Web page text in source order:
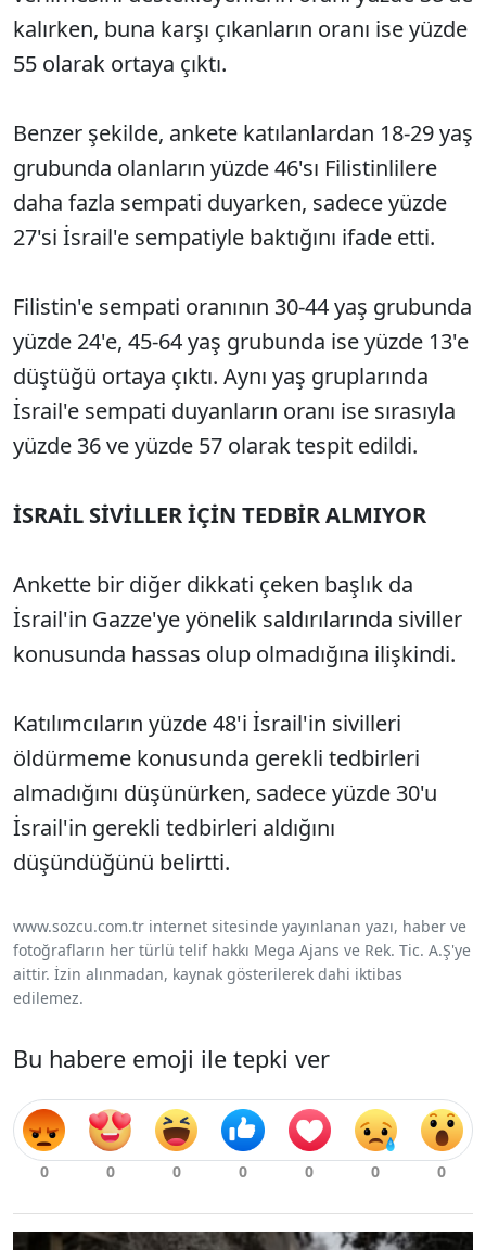
kalırken, buna karşı çıkanların oranı ise yüzde
55 olarak ortaya çıktı.
Benzer şekilde, ankete katılanlardan 18-29 yaş
grubunda olanların yüzde 46'sı Filistinlilere
daha fazla sempati duyarken, sadece yüzde
27'si İsrail'e sempatiyle baktığını ifade etti.
Filistin'e sempati oranının 30-44 yaş grubunda
yüzde 24'e, 45-64 yaş grubunda ise yüzde 13'e
düştüğü ortaya çıktı. Aynı yaş gruplarında
İsrail'e sempati duyanların oranı ise sırasıyla
yüzde 36 ve yüzde 57 olarak tespit edildi.
İSRAİL SİVİLLER İÇİN TEDBİR ALMIYOR
Ankette bir diğer dikkati çeken başlık da
İsrail'in Gazze'ye yönelik saldırılarında siviller
konusunda hassas olup olmadığına ilişkindi.
Katılımcıların yüzde 48'i İsrail'in sivilleri
öldürmeme konusunda gerekli tedbirleri
almadığını düşünürken, sadece yüzde 30'u
İsrail'in gerekli tedbirleri aldığını
düşündüğünü belirtti.
www.sozcu.com.tr internet sitesinde yayınlanan yazı, haber ve
fotoğrafların her türlü telif hakkı Mega Ajans ve Rek. Tic. A.Ş'ye
aittir. İzin alınmadan, kaynak gösterilerek dahi iktibas
edilemez.
Bu habere emoji ile tepki ver